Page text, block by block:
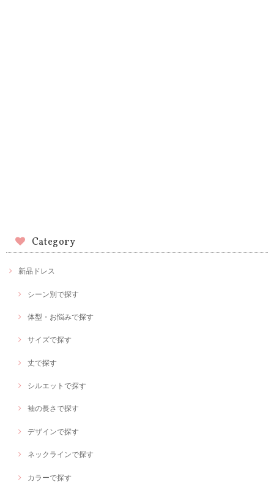
Category
新品ドレス
シーン別で探す
体型・お悩みで探す
サイズで探す
丈で探す
シルエットで探す
袖の長さで探す
デザインで探す
ネックラインで探す
カラーで探す